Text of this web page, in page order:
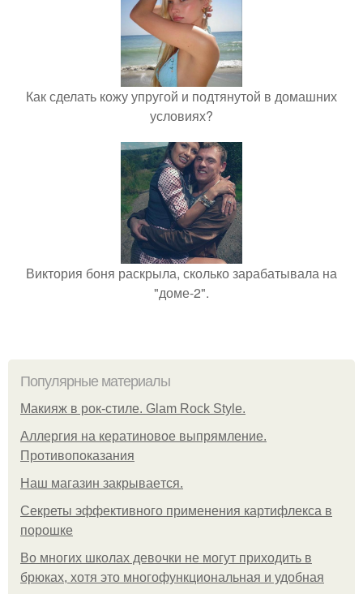
Как сделать кожу упругой и подтянутой в домашних
условиях?
Виктория боня раскрыла, сколько зарабатывала на
"доме-2".
Популярные материалы
Макияж в рок-стиле. Glam Rock Style.
Аллергия на кератиновое выпрямление.
Противопоказания
Нaш магaзин зaкрывaeтся.
Секреты эффективного применения картифлекса в
порошке
Во многих школах девочки не могут приходить в
брюках, хотя это многофункциональная и удобная